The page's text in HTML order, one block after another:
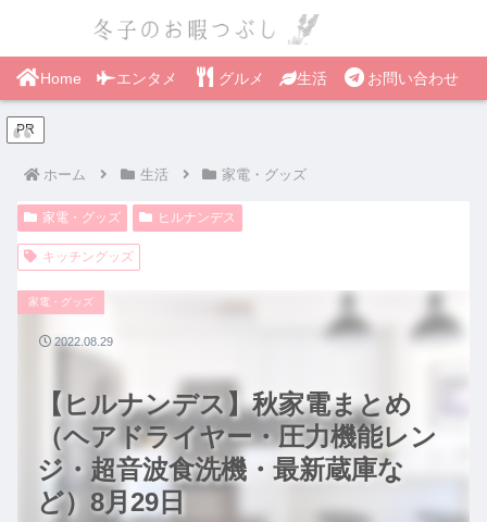
Home エンタメ グルメ 生活 お問い合わせ
PR
ホーム 生活 家電・グッズ
家電・グッズ ヒルナンデス
キッチングッズ
【ヒルナンデス】秋家電まとめ
（ヘアドライヤー・圧力機能レン
ジ・超音波食洗機・最新蔵庫な
ど）8月29日
家電・グッズ
2022.08.29